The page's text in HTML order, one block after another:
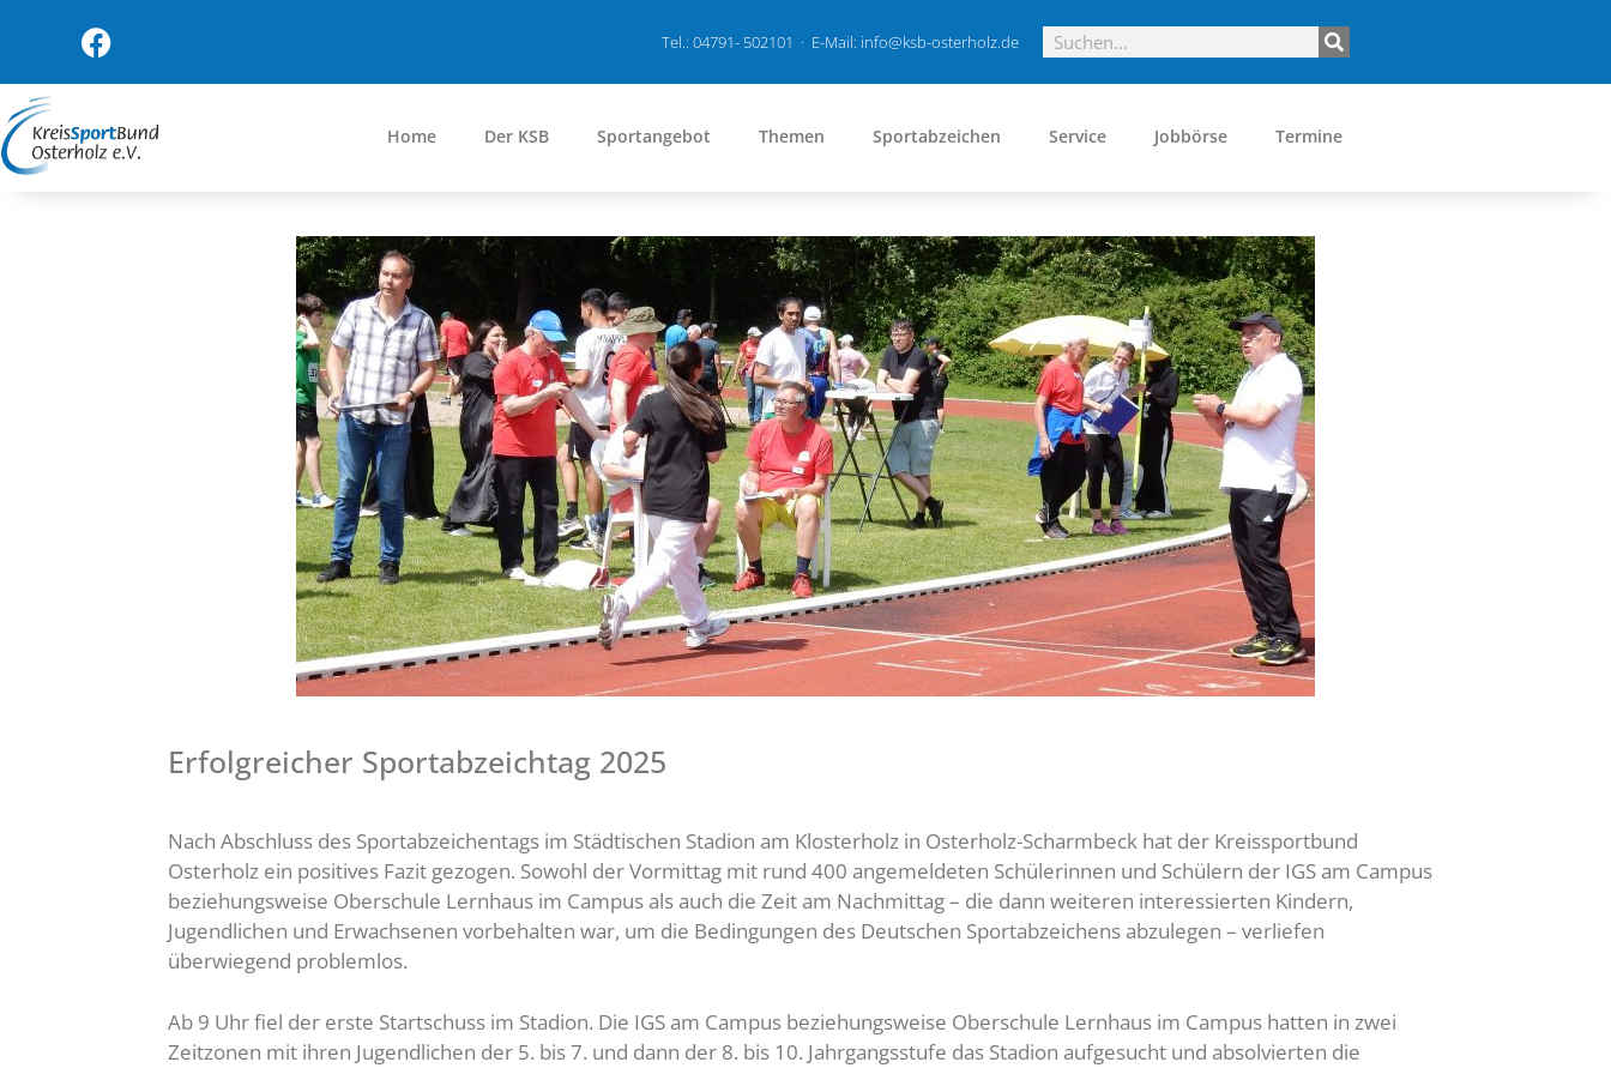
Tel.: 04791- 502101 · E-Mail: info@ksb-osterholz.de
Home Der KSB Sportangebot Themen Sportabzeichen Service Jobbörse Termine
Erfolgreicher Sportabzeichtag 2025
Nach Abschluss des Sportabzeichentags im Städtischen Stadion am Klosterholz in Osterholz-Scharmbeck hat der Kreissportbund
Osterholz ein positives Fazit gezogen. Sowohl der Vormittag mit rund 400 angemeldeten Schülerinnen und Schülern der IGS am Campus
beziehungsweise Oberschule Lernhaus im Campus als auch die Zeit am Nachmittag – die dann weiteren interessierten Kindern,
Jugendlichen und Erwachsenen vorbehalten war, um die Bedingungen des Deutschen Sportabzeichens abzulegen – verliefen
überwiegend problemlos.
Ab 9 Uhr fiel der erste Startschuss im Stadion. Die IGS am Campus beziehungsweise Oberschule Lernhaus im Campus hatten in zwei
Zeitzonen mit ihren Jugendlichen der 5. bis 7. und dann der 8. bis 10. Jahrgangsstufe das Stadion aufgesucht und absolvierten die